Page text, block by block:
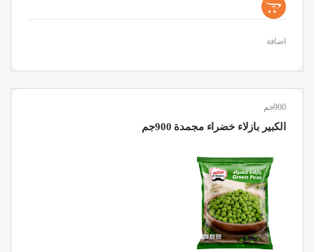
+
اضافة
900جم
الكبير بازلاء خضراء مجمدة 900جم